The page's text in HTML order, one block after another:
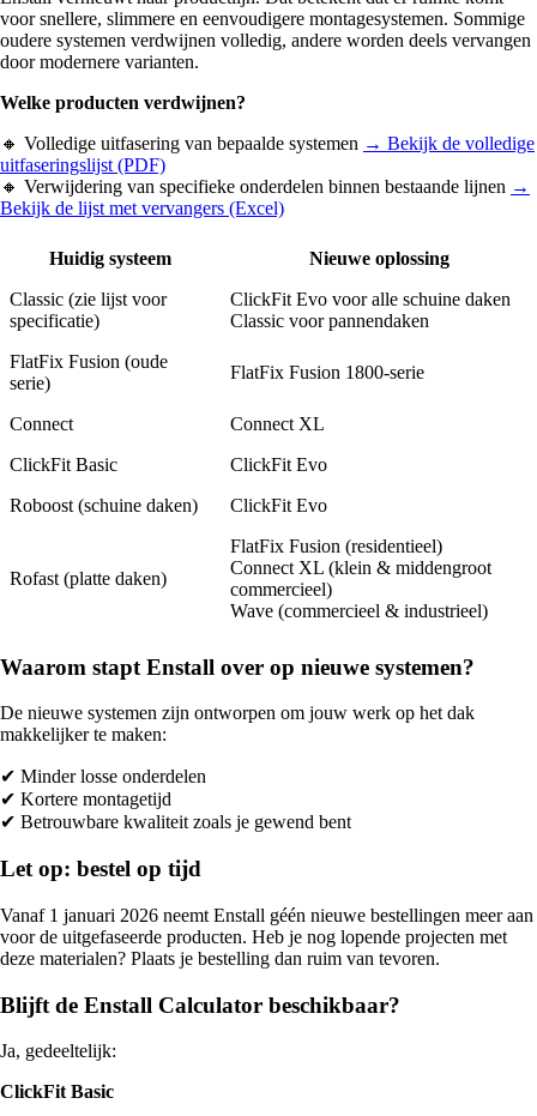
voor snellere, slimmere en eenvoudigere montagesystemen. Sommige
oudere systemen verdwijnen volledig, andere worden deels vervangen
door modernere varianten.
Welke producten verdwijnen?
🔸 Volledige uitfasering van bepaalde systemen → Bekijk de volledige
uitfaseringslijst (PDF)
🔸 Verwijdering van specifieke onderdelen binnen bestaande lijnen →
Bekijk de lijst met vervangers (Excel)
Huidig systeem
Nieuwe oplossing
Classic (zie lijst voor
specificatie)
ClickFit Evo voor alle schuine daken
Classic voor pannendaken
FlatFix Fusion (oude
serie)
FlatFix Fusion 1800-serie
Connect
Connect XL
ClickFit Basic
ClickFit Evo
Roboost (schuine daken)
ClickFit Evo
Rofast (platte daken)
FlatFix Fusion (residentieel)
Connect XL (klein & middengroot
commercieel)
Wave (commercieel & industrieel)
Waarom stapt Enstall over op nieuwe systemen?
De nieuwe systemen zijn ontworpen om jouw werk op het dak
makkelijker te maken:
✔ Minder losse onderdelen
✔ Kortere montagetijd
✔ Betrouwbare kwaliteit zoals je gewend bent
Let op: bestel op tijd
Vanaf 1 januari 2026 neemt Enstall géén nieuwe bestellingen meer aan
voor de uitgefaseerde producten. Heb je nog lopende projecten met
deze materialen? Plaats je bestelling dan ruim van tevoren.
Blijft de Enstall Calculator beschikbaar?
Ja, gedeeltelijk:
ClickFit Basic